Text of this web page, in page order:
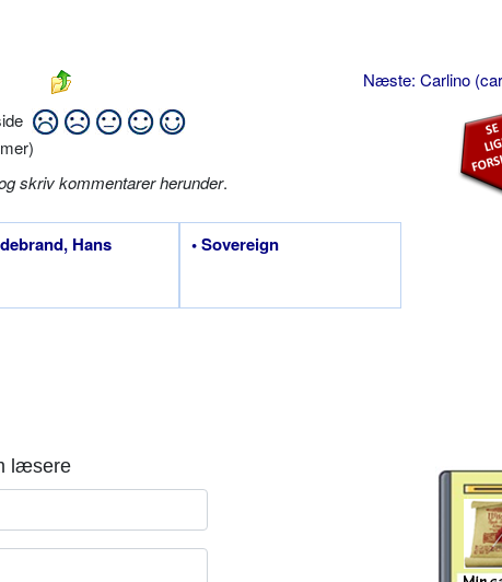
Næste: Carlino
skriv kommentarer herunder.
Hans • Sovereign
læsere